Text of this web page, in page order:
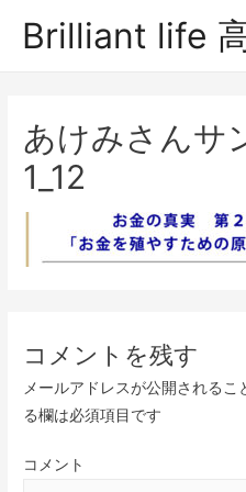
Brilliant life
あけみさんサ
1_12
コメントを残す
メールアドレスが公開されるこ
る欄は必須項目です
コメント